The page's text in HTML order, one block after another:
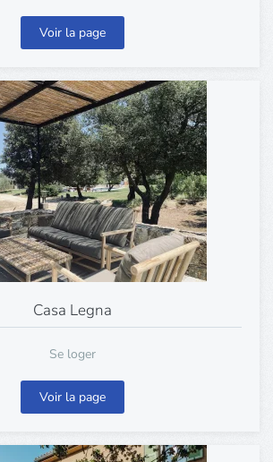
Voir la page
Casa Legna
Se loger
Voir la page